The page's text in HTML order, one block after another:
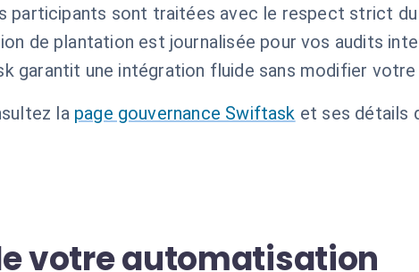
participants sont traitées avec le respect strict du
de plantation est journalisée pour vos audits
garantit une intégration fluide sans modifier
la page gouvernance Swiftask et ses détails
votre automatisation